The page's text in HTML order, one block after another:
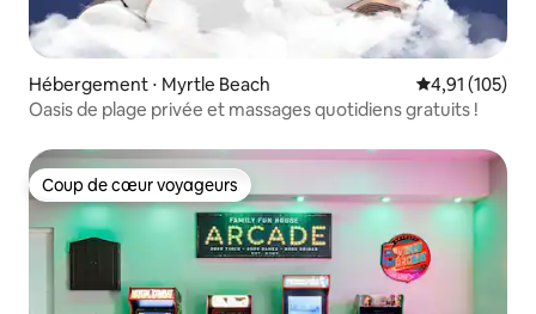
Hébergement ⋅ Myrtle Beach Évaluation
4,91 (105)
Oasis de plage privée et massages quotidiens gratuits !
Coup de cœur voyageurs
Coup de cœur voyageurs